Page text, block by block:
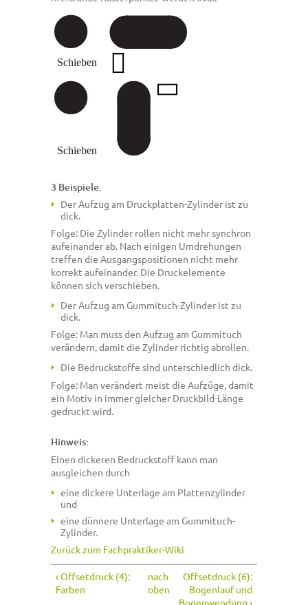
3 Beispiele:
Der Aufzug am Druckplatten-Zylinder ist zu
dick.
Folge: Die Zylinder rollen nicht mehr synchron
aufeinander ab. Nach einigen Umdrehungen
treffen die Ausgangspositionen nicht mehr
korrekt aufeinander. Die Druckelemente
können sich verschieben.
Der Aufzug am Gummituch-Zylinder ist zu
dick.
Folge: Man muss den Aufzug am Gummituch
verändern, damit die Zylinder richtig abrollen.
Die Bedruckstoffe sind unterschiedlich dick.
Folge: Man verändert meist die Aufzüge, damit
ein Motiv in immer gleicher Druckbild-Länge
gedruckt wird.
Hinweis:
Einen dickeren Bedruckstoff kann man
ausgleichen durch
eine dickere Unterlage am Plattenzylinder
und
eine dünnere Unterlage am Gummituch-
Zylinder.
Zurück zum Fachpraktiker-Wiki
‹ Offsetdruck (4):
Farben
nach
oben
Offsetdruck (6):
Bogenlauf und
Bogenwendung ›